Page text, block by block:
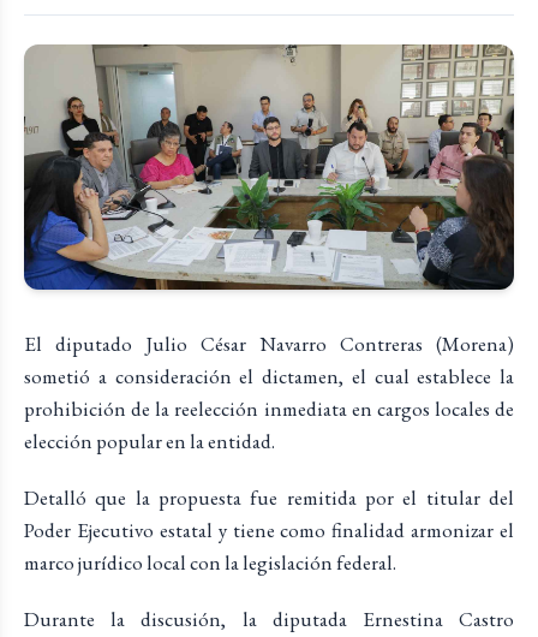
El diputado Julio César Navarro Contreras (Morena)
sometió a consideración el dictamen, el cual establece la
prohibición de la reelección inmediata en cargos locales de
elección popular en la entidad.
Detalló que la propuesta fue remitida por el titular del
Poder Ejecutivo estatal y tiene como finalidad armonizar el
marco jurídico local con la legislación federal.
Durante la discusión, la diputada Ernestina Castro